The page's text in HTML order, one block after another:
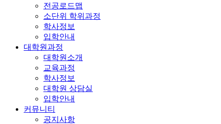
전공로드맵
소단위 학위과정
학사정보
입학안내
대학원과정
대학원소개
교육과정
학사정보
대학원 상담실
입학안내
커뮤니티
공지사항